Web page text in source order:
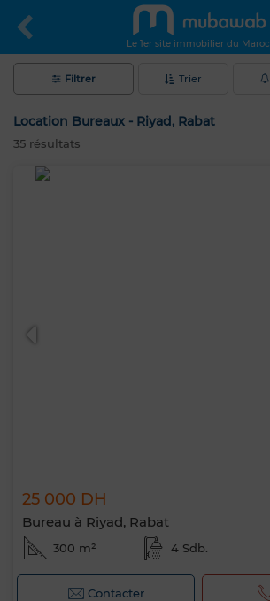
Le 1er site immobilier du Maroc
Filtrer Trier
Location Bureaux - Riyad, Rabat
35 résultats
25 000 DH
Bureau à Riyad, Rabat
300 m² 4 Sdb.
Contacter